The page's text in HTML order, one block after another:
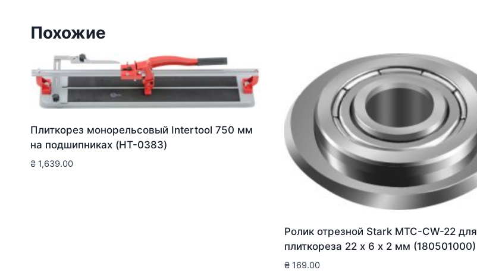
Похожие
Плиткорез монорельсовый Intertool 750 мм
на подшипниках (HT-0383)
₴ 1,639.00
Ролик отрезной Stark MTC-CW-22 для
плиткореза 22 х 6 х 2 мм (180501000)
₴ 169.00